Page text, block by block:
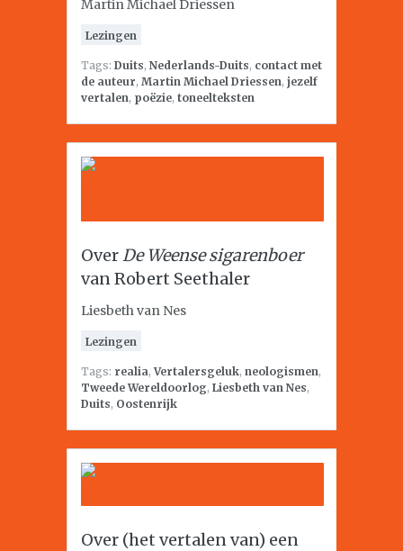
Martin Michael Driessen
Lezingen
Tags: Duits, Nederlands-Duits, contact met
de auteur, Martin Michael Driessen, jezelf
vertalen, poëzie, toneelteksten
Over De Weense sigarenboer
van Robert Seethaler
Liesbeth van Nes
Lezingen
Tags: realia,Vertalersgeluk, neologismen,
Tweede Wereldoorlog, Liesbeth van Nes,
Duits, Oostenrijk
Over (het vertalen van) een